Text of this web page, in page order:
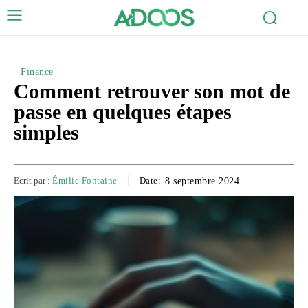
Finance
Comment retrouver son mot de
passe en quelques étapes
simples
Ecrit par : Émilie Fontaine Date: 8 septembre 2024